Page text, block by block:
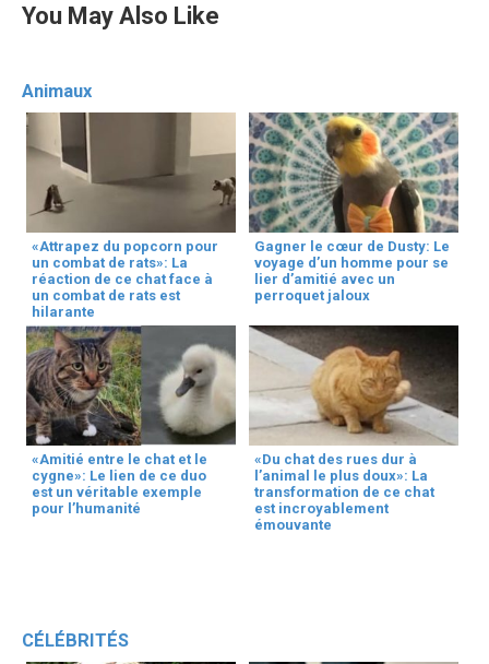
You May Also Like
Animaux
«Attrapez du popcorn pour
un combat de rats»: La
réaction de ce chat face à
un combat de rats est
hilarante
Gagner le cœur de Dusty: Le
voyage d’un homme pour se
lier d’amitié avec un
perroquet jaloux
«Amitié entre le chat et le
cygne»: Le lien de ce duo
est un véritable exemple
pour l’humanité
«Du chat des rues dur à
l’animal le plus doux»: La
transformation de ce chat
est incroyablement
émouvante
CÉLÉBRITÉS